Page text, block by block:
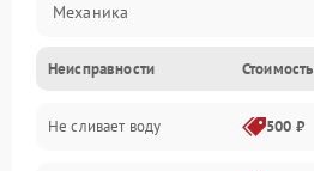
Механика
Управление
Электропитание
Неисправности Стоимость
Не сливает воду 500 ₽